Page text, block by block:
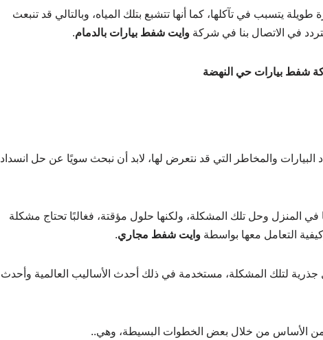
يتسبب في تآكلها، كما أنها تتشبع بتلك المياه، وبالتالي قد تنبعث
في الاتصال بنا في شركة وايت شفط بيارات بالدمام.
شفط بيارات حي النهضة
البيارات والمخاطر التي قد نتعرض لها، لابد أن نبحث سويًا عن حل انسداد
المنزل وحل تلك المشكلة، ولكنها حلول مؤقتة، فغالبًا تحتاج مشكلة
التعامل معها بواسطة وايت شفط مجاري.
جذرية لتلك المشكلة، مستخدمة في ذلك أحدث الأساليب العالمية وأحدث
من الأساس من خلال بعض الخطوات البسيطة، وهي..